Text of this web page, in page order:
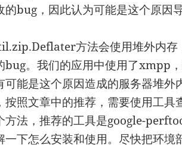
的bug，因此认为可能是这个原因
方法会使用堆外内存
bug。我们的应用中使用了xmpp
能是这个原因造成的服务器堆外
照文章中的推荐，需要使用工具
方法，推荐的工具是google-
下怎么安装和使用。尽快把环境